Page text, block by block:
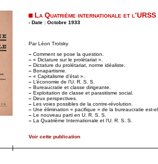
La Quatrième internationale et l’URSS
- Date : Octobre 1933
Par Léon Trotsky
– Comment se pose la question.
– « Dictature sur le prolétariat ».
– Dictature du prolétariat, norme idéaliste.
– Bonapartisme.
– « Capitalisme d’état ».
– L’économie de l’U. R. S. S.
– Bureaucratie et classe dirigeante.
– Exploitation de classe et parasitisme social.
– Deux perspectives.
– Les voies possibles de la contre-révolution.
– Une élimination « pacifique » de la bureaucratie est-
– Le nouveau parti en U. R. S. S.
– La Quatrième Internationale et l’U. R. S. S.
Voir cette publication